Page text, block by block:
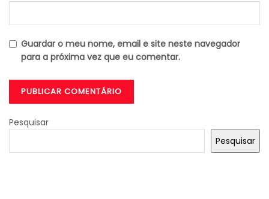
Guardar o meu nome, email e site neste navegador
para a próxima vez que eu comentar.
Pesquisar
Pesquisar